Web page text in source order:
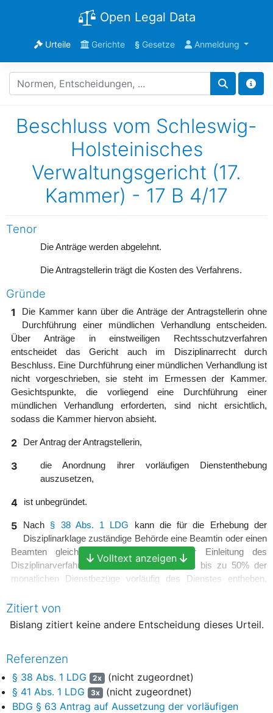
Open Legal Data
Urteile Gerichte §Gesetze Anmeldung
Beschluss vom Schleswig-
Holsteinisches
Verwaltungsgericht (17.
Kammer) - 17 B 4/17
Tenor
Die Anträge werden abgelehnt.
Die Antragstellerin trägt die Kosten des Verfahrens.
Gründe
1
Die Kammer kann über die Anträge der Antragstellerin ohne
Durchführung einer mündlichen Verhandlung entscheiden.
Über Anträge in einstweiligen Rechtsschutzverfahren
entscheidet das Gericht auch im Disziplinarrecht durch
Beschluss. Eine Durchführung einer mündlichen Verhandlung ist
nicht vorgeschrieben, sie steht im Ermessen der Kammer.
Gesichtspunkte, die vorliegend eine Durchführung einer
mündlichen Verhandlung erforderten, sind nicht ersichtlich,
sodass die Kammer hiervon absieht.
2 Der Antrag der Antragstellerin,
3
die Anordnung ihrer vorläufigen Dienstenthebung
auszusetzen,
4 ist unbegründet.
5 Nach § 38 Abs. 1 LDG kann die für die Erhebung der
Disziplinarklage zuständige Behörde eine Beamtin oder einen
Beamten gleichzeitig mit oder nach der Einleitung des
Disziplinarverfahrens unter Einbehaltung von bis zu 50% der
monatlichen Dienstbezüge vorläufig des Dienstes entheben,
dem Beamtenverhältnis erkannt werden wird. Die Einbehaltung
von Bezügen kann auch nach der Dienstenthebung erfolgen.
vorläufige Dienstenthebung auszusetzen, wenn ernstliche
Fall.
7 Ernstliche Zweifel i.S.d.§ 63 Abs. 2 BDGsind dann
Volltext anzeigen
Zitiert von
Bislang zitiert keine andere Entscheidung dieses Urteil.
Referenzen
§ 38 Abs. 1 LDG 2x (nicht zugeordnet)
§ 41 Abs. 1 LDG
3x (nicht zugeordnet)
BDG § 63 Antrag auf Aussetzung der vorläufigen